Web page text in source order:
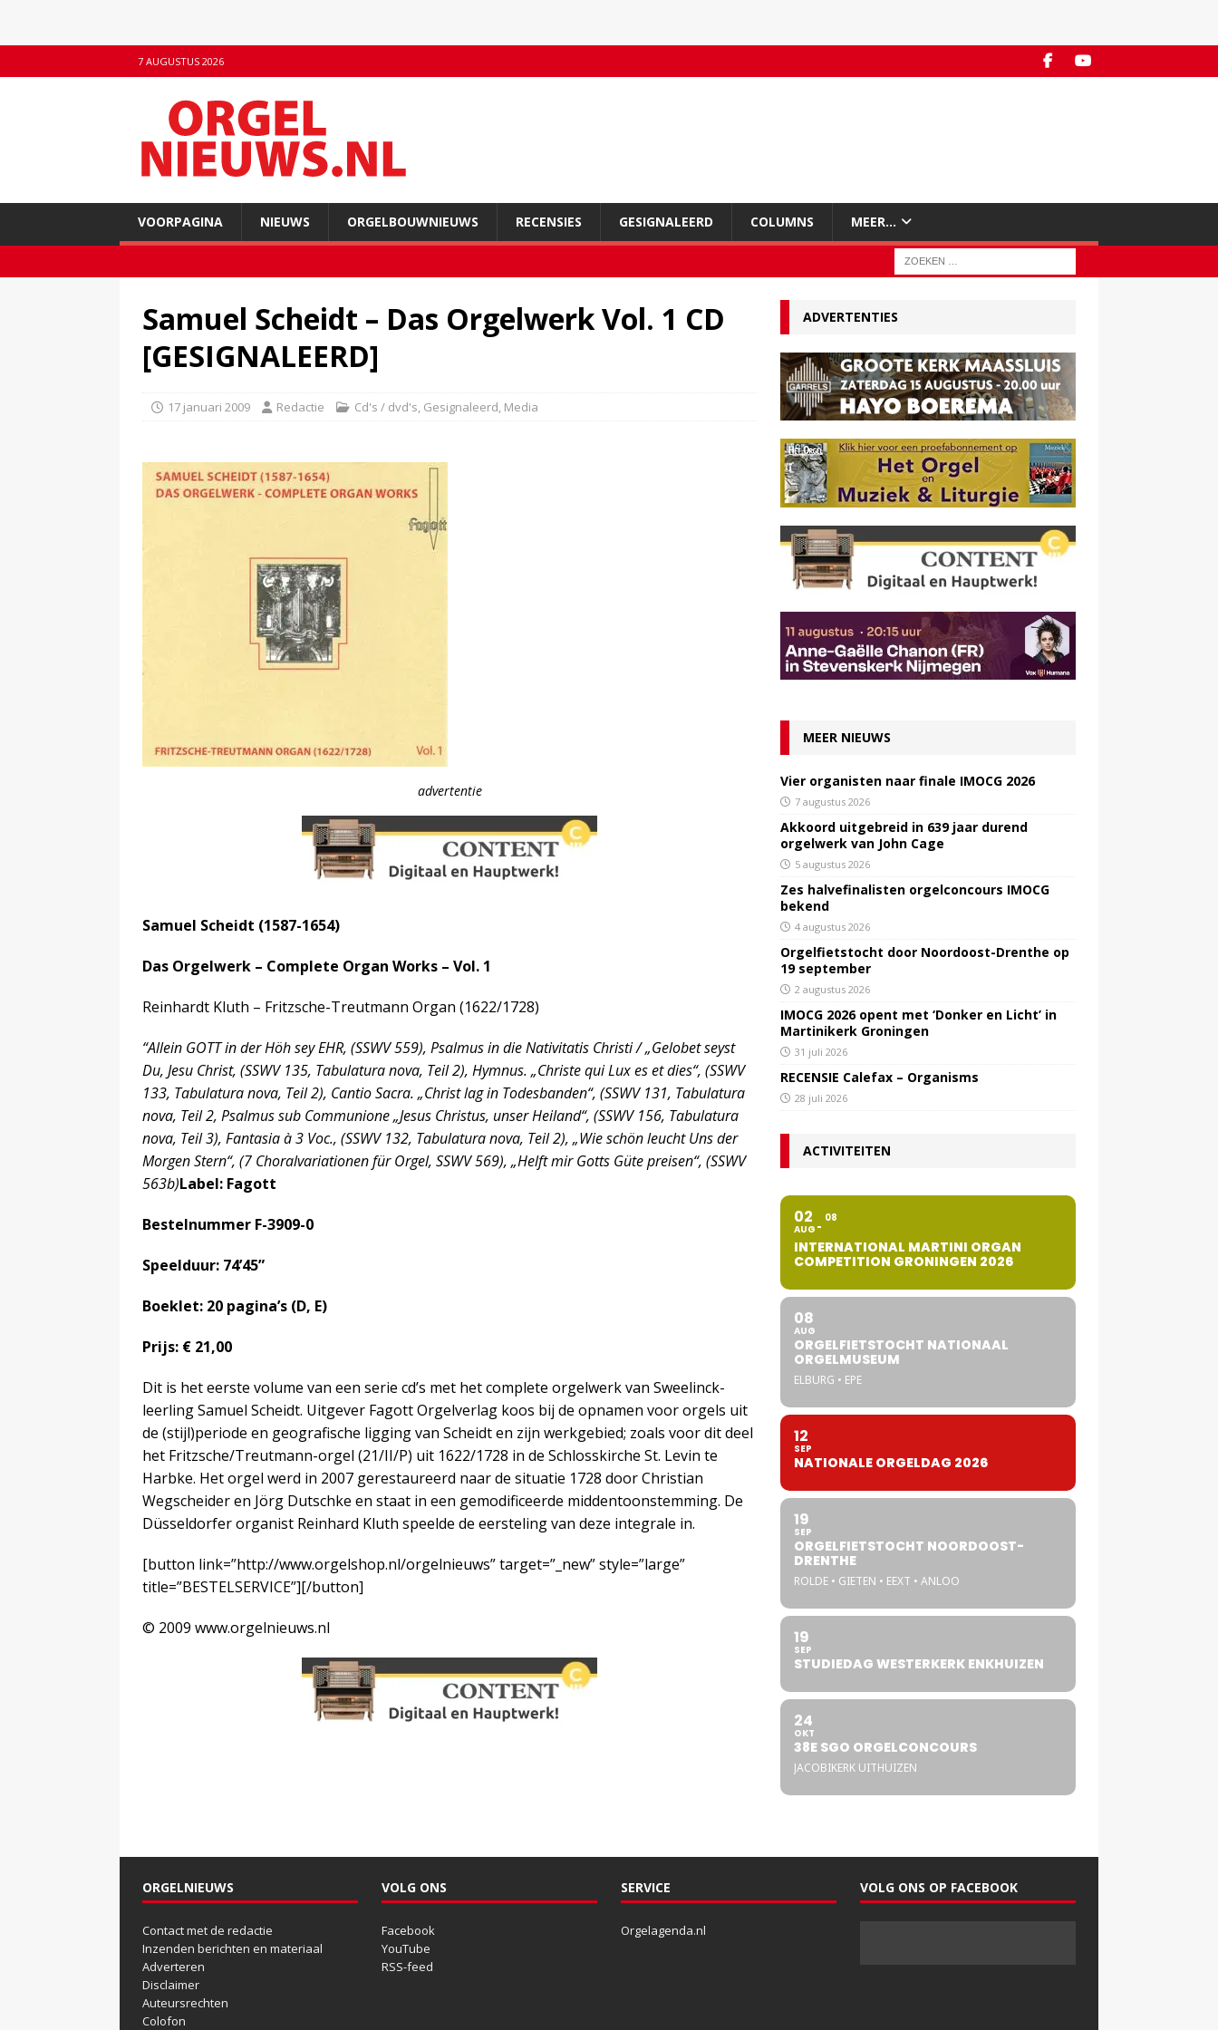
7 AUGUSTUS 2026
VOORPAGINA NIEUWS ORGELBOUWNIEUWS RECENSIES GESIGNALEERD COLUMNS MEER…
Samuel Scheidt – Das Orgelwerk Vol. 1 CD
[GESIGNALEERD]
17 januari 2009 Redactie Cd's / dvd's, Gesignaleerd, Media
advertentie
Samuel Scheidt (1587-1654)
Das Orgelwerk – Complete Organ Works – Vol. 1
Reinhardt Kluth – Fritzsche-Treutmann Organ (1622/1728)
“Allein GOTT in der Höh sey EHR, (SSWV 559), Psalmus in die Nativitatis Christi / „Gelobet seyst
Du, Jesu Christ, (SSWV 135, Tabulatura nova, Teil 2), Hymnus. „Christe qui Lux es et dies“, (SSWV
133, Tabulatura nova, Teil 2), Cantio Sacra. „Christ lag in Todesbanden“, (SSWV 131, Tabulatura
nova, Teil 2, Psalmus sub Communione „Jesus Christus, unser Heiland“, (SSWV 156, Tabulatura
nova, Teil 3), Fantasia à 3 Voc., (SSWV 132, Tabulatura nova, Teil 2), „Wie schön leucht Uns der
Morgen Stern“, (7 Choralvariationen für Orgel, SSWV 569), „Helft mir Gotts Güte preisen“, (SSWV
563b)Label: Fagott
Bestelnummer F-3909-0
Speelduur: 74’45”
Boeklet: 20 pagina’s (D, E)
Prijs: € 21,00
Dit is het eerste volume van een serie cd’s met het complete orgelwerk van Sweelinck-
leerling Samuel Scheidt. Uitgever Fagott Orgelverlag koos bij de opnamen voor orgels uit
de (stijl)periode en geografische ligging van Scheidt en zijn werkgebied; zoals voor dit deel
het Fritzsche/Treutmann-orgel (21/II/P) uit 1622/1728 in de Schlosskirche St. Levin te
Harbke. Het orgel werd in 2007 gerestaureerd naar de situatie 1728 door Christian
Wegscheider en Jörg Dutschke en staat in een gemodificeerde middentoonstemming. De
Düsseldorfer organist Reinhard Kluth speelde de eersteling van deze integrale in.
[button link=”http://www.orgelshop.nl/orgelnieuws” target=”_new” style=”large”
title=”BESTELSERVICE”][/button]
© 2009 www.orgelnieuws.nl
ADVERTENTIES
MEER NIEUWS
Vier organisten naar finale IMOCG 2026
7 augustus 2026
Akkoord uitgebreid in 639 jaar durend
orgelwerk van John Cage
5 augustus 2026
Zes halvefinalisten orgelconcours IMOCG
bekend
4 augustus 2026
Orgelfietstocht door Noordoost-Drenthe op
19 september
2 augustus 2026
IMOCG 2026 opent met ‘Donker en Licht’ in
Martinikerk Groningen
31 juli 2026
RECENSIE Calefax – Organisms
28 juli 2026
ACTIVITEITEN
02
AUG
08
INTERNATIONAL MARTINI ORGAN
COMPETITION GRONINGEN 2026
08
AUG
ORGELFIETSTOCHT NATIONAAL
ORGELMUSEUM
ELBURG • EPE
12
SEP
NATIONALE ORGELDAG 2026
19
SEP
ORGELFIETSTOCHT NOORDOOST-
DRENTHE
ROLDE • GIETEN • EEXT • ANLOO
19
SEP
STUDIEDAG WESTERKERK ENKHUIZEN
24
OKT
38E SGO ORGELCONCOURS
JACOBIKERK UITHUIZEN
ORGELNIEUWS
Contact met de redactie
Inzenden berichten en materiaal
Adverteren
Disclaimer
Auteursrechten
Colofon
VOLG ONS
Facebook
YouTube
RSS-feed
SERVICE
Orgelagenda.nl
VOLG ONS OP FACEBOOK